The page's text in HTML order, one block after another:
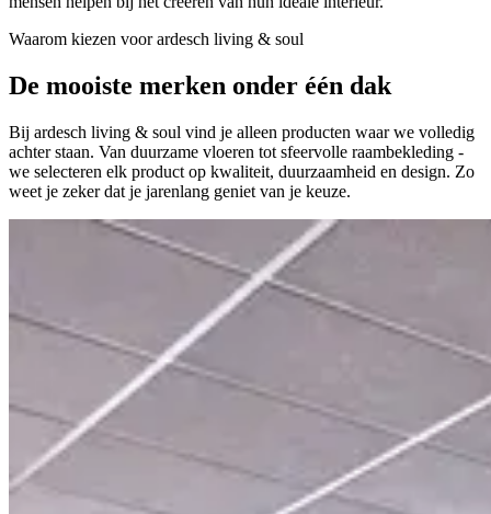
Waarom kiezen voor ardesch living & soul
De mooiste merken onder één dak
Bij ardesch living & soul vind je alleen producten waar we volledig
achter staan. Van duurzame vloeren tot sfeervolle raambekleding -
we selecteren elk product op kwaliteit, duurzaamheid en design. Zo
weet je zeker dat je jarenlang geniet van je keuze.